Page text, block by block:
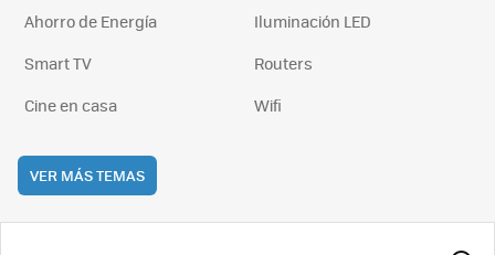
Ahorro de Energía
Iluminación LED
Smart TV
Routers
Cine en casa
Wifi
VER MÁS TEMAS